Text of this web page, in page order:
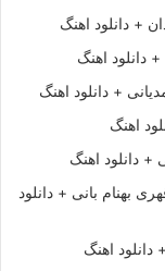
+ دانلود اهنگ
اهنگ
+ دانلود اهنگ
اهنگ
+ دانلود اهنگ
بهنام بانی + دانلود
اهنگ